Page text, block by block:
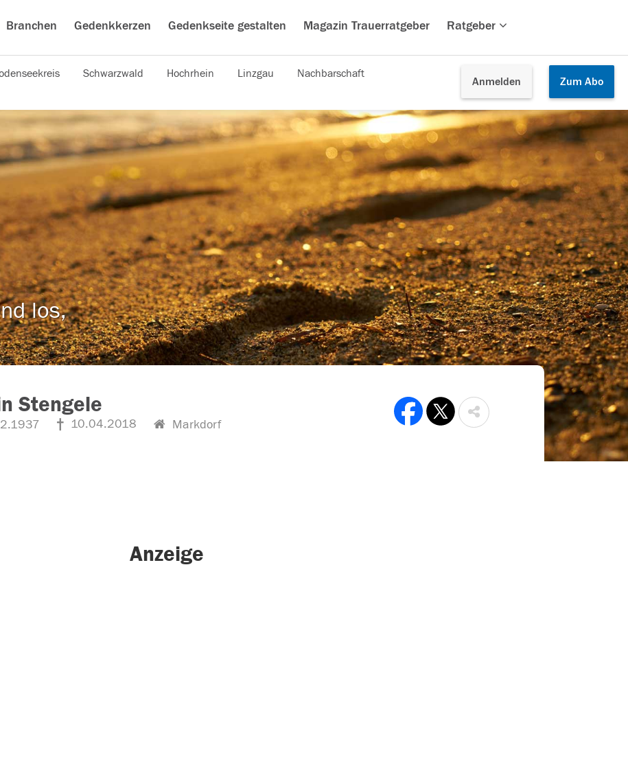
Branchen Gedenkkerzen Gedenkseite gestalten Magazin Trauerratgeber Ratgeber
Anmelden Zum Abo
Schwarzwald Hochrhein Linzgau Nachbarschaft
los,
Stengele
10.04.2018 Markdorf
Anzeige